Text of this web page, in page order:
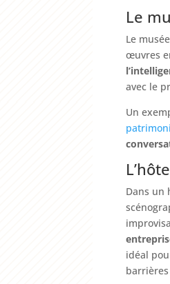
Le
Le
œuvres
avec le
Un
Dans un
idéal